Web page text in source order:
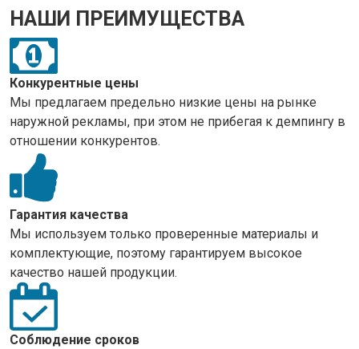
НАШИ ПРЕИМУЩЕСТВА
Конкурентные цены
Мы предлагаем предельно низкие цены на рынке
наружной рекламы, при этом не прибегая к демпингу в
отношении конкурентов.
Гарантия качества
Мы используем только проверенные материалы и
комплектующие, поэтому гарантируем высокое
качество нашей продукции.
Соблюдение сроков